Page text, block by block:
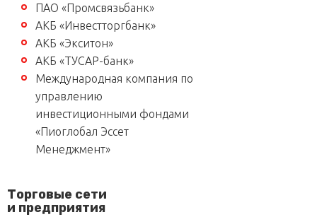
ПАО «Промсвязьбанк»
АКБ «Инвестторгбанк»
АКБ «Экситон»
АКБ «ТУСАР-банк»
Международная компания по
управлению
инвестиционными фондами
«Пиоглобал Эссет
Менеджмент»
Торговые сети
и предприятия